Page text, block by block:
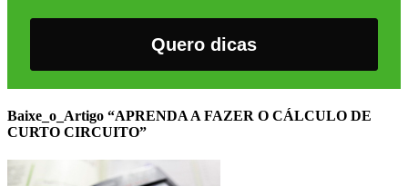
Quero dicas
Baixe_o_Artigo “APRENDA A FAZER O CÁLCULO DE
CURTO CIRCUITO”